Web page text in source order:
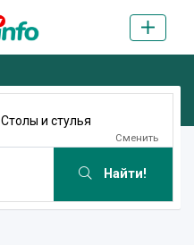
Столы и стулья
Сменить
Найти!